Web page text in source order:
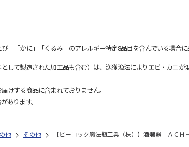
」「かに」「くるみ」のアレルギー特定8品目を含んでいる場合に
て製造された加工品も含む）は、漁獲漁法によりエビ・カニ
けする商品に含まれておりません。
あります。
他 その他 【ピーコック魔法瓶工業（株）】酒燗器 ＡＣＨ